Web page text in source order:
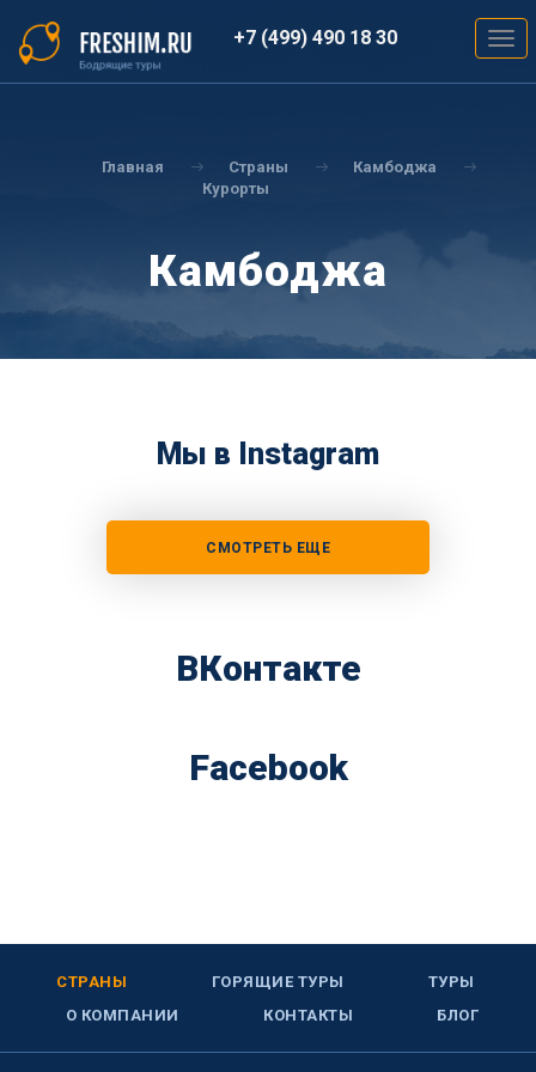
основному
содержанию
+7 (499) 490 18 30
Главная Страны
Камбоджа
Курорты
Камбоджа
Мы в Instagram
СМОТРЕТЬ ЕЩЕ
ВКонтакте
Facebook
СТРАНЫ ГОРЯЩИЕ ТУРЫ
ТУРЫ
О КОМПАНИИ
КОНТАКТЫ БЛОГ